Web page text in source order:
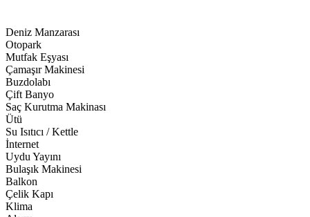
Deniz Manzarası
Otopark
Mutfak Eşyası
Çamaşır Makinesi
Buzdolabı
Çift Banyo
Saç Kurutma Makinası
Ütü
Su Isıtıcı / Kettle
İnternet
Uydu Yayını
Bulaşık Makinesi
Balkon
Çelik Kapı
Klima